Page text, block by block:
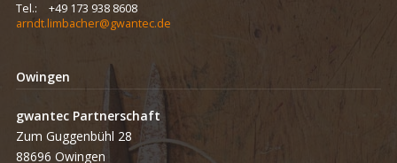
Tel.:
+49 173 938 8608
arndt.limbacher@gwantec.de
Owingen
gwantec Partnerschaft
Zum Guggenbühl 28
88696 Owingen